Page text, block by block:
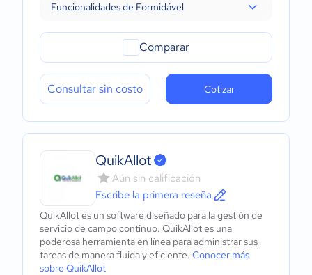
Funcionalidades de Formidável
Comparar
Consultar sin costo Cotizar
QuikAllot
Aún sin calificación
Escribe la primera reseña
QuikAllot es un software diseñado para la gestión de
servicio de campo continuo. QuikAllot es una
poderosa herramienta en línea para administrar sus
tareas de manera fluida y eficiente. Conocer más
sobre QuikAllot